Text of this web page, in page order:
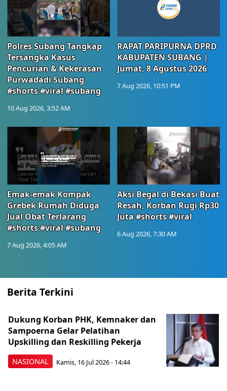
Polres Subang Tangkap
Tersangka Kasus
Pencurian & Kekerasan
Purwadadi Subang
#shorts #viral #subang
10 Aug 2026, 3:52 AM
RAPAT PARIPURNA DPRD
KABUPATEN SUBANG |
Jumat, 8 Agustus 2026
7 Aug 2026, 10:51 PM
Emak-emak Kompak
Grebek Rumah Diduga
Jual Obat Terlarang
#shorts #viral #subang
7 Aug 2026, 4:05 AM
Aksi Begal di Bekasi Buat
Resah, Korban Rugi Rp30
Juta #shorts #viral
6 Aug 2026, 7:30 AM
Berita Terkini
NASIONAL
Dukung Korban PHK, Kemnaker dan
Sampoerna Gelar Pelatihan
Upskilling dan Reskilling Pekerja
Kamis, 16 Jul 2026 - 14:44